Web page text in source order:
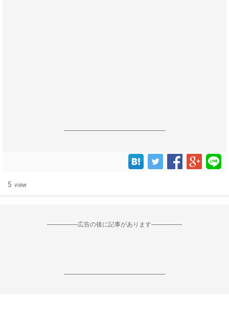
------------------------------------------------------------------
5 view
--------------------広告の後に記事があります--------------------
------------------------------------------------------------------